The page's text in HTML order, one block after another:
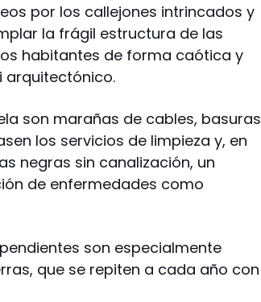
por los callejones intrincados y
la frágil estructura de las
habitantes de forma caótica y
arquitectónico.
son marañas de cables, basuras
los servicios de limpieza y, en
negras sin canalización, un
de enfermedades como
son especialmente
que se repiten a cada año con